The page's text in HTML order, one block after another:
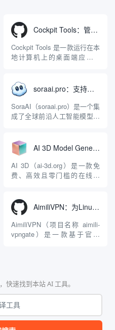
Cockpit Tools：管理多个AI编程IDE账号与配置多开独立实例的本地桌面应用
Cockpit Tools 是一款运行在本
地计算机上的桌面端应用程
程助手的账号与运行环境而设
计。它目前支持包括
Antigravity IDE、Codex、
GitHub Copilo...
soraai.pro：支持多模型文字转视频和图像生成的在线创作工具
SoraAI（soraai.pro）是一个集
成了全球前沿人工智能模型的
者、营销人员及广大用户提供
一站式、开箱即用的视觉内容
生成解决方案。网站的核心优
势在于其强大的多模型聚合能
AI 3D Model Generator：通过文本和图像快速生成3D模型的在线工具
AI 3D（ai-3d.org）是一款免
费、高效且零门槛的在线AI
动Seed 3D两大行业领先的AI
模型架构，致力于帮助用户无
需掌握复杂的3D拓扑知识或昂
贵的专业软件，即可在...
AimiliVPN：为Linux提供纯净出站家庭IP的VPN代理网关
AimiliVPN（项目名称 aimili-
vpngate）是一款基于官方
纯 Python 标准库编写，用户
无需安装...
，快速找到本站 AI 工具。